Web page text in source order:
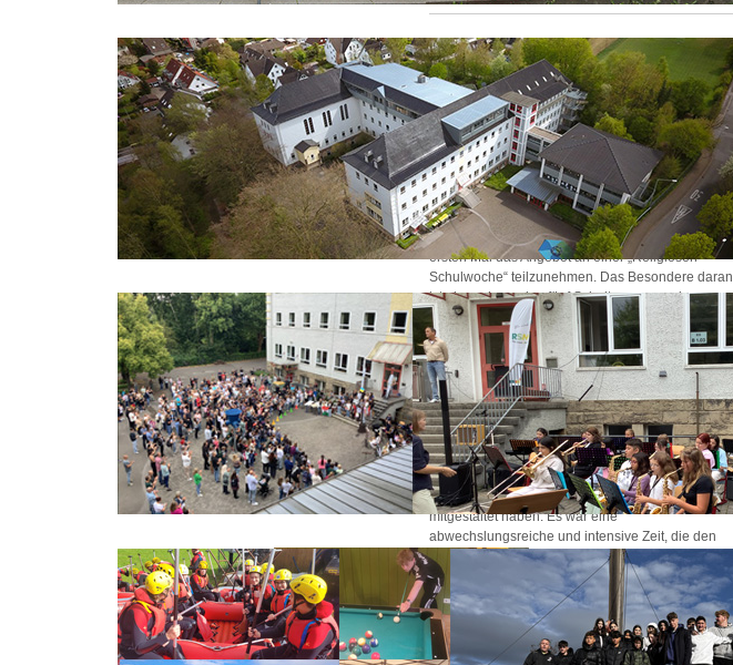
Religion
Religiöse Schulwoche an der
RSM
Für die 9er und 10er Jahrgänge gab es zum
ersten Mal das Angebot an einer „Religiösen
Schulwoche“ teilzunehmen. Das Besondere daran
ist, dass sie an den fünf Schultagen von einem
externen Team von (Religions-)Pädagoginnen
und Pädagoginnen aus dem Bistum Paderborn für
zwei Unterrichtsstunden in Kleingruppen begleitet
werden. Die besprochenen Themen wurden von
den Schülerinnen und Schülern festgelegt und
gemeinsam kreativ bearbeitet. Zukunft, Frieden,
Freundschaft, Familie, Liebe und Partnerschaft
waren thematische Schwerpunkte. Die Woche
endete mit einem gemeinsamen Gottesdienst in
der Schulkapelle, den einige Jugendliche
mitgestaltet haben. Es war eine
abwechslungsreiche und intensive Zeit, die den
Klassen in Erinnerung bleiben wird.
Kontakt
Städtische Realschule Menden